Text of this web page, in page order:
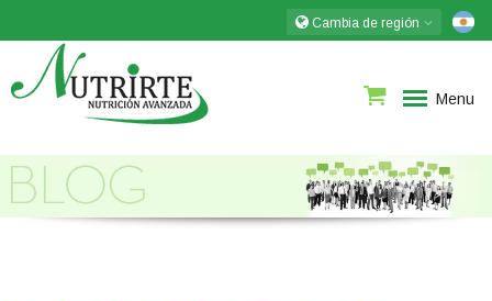
Cambia de región
Menu